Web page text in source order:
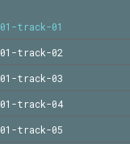
01-track-01
01-track-02
01-track-03
01-track-04
01-track-05